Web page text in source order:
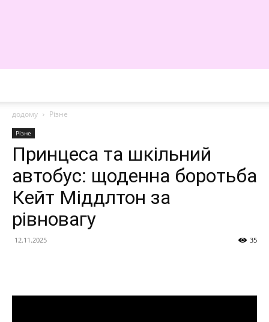
додому
Різне
Різне
Принцеса та шкільний
автобус: щоденна боротьба
Кейт Міддлтон за
рівновагу
12.11.2025 35